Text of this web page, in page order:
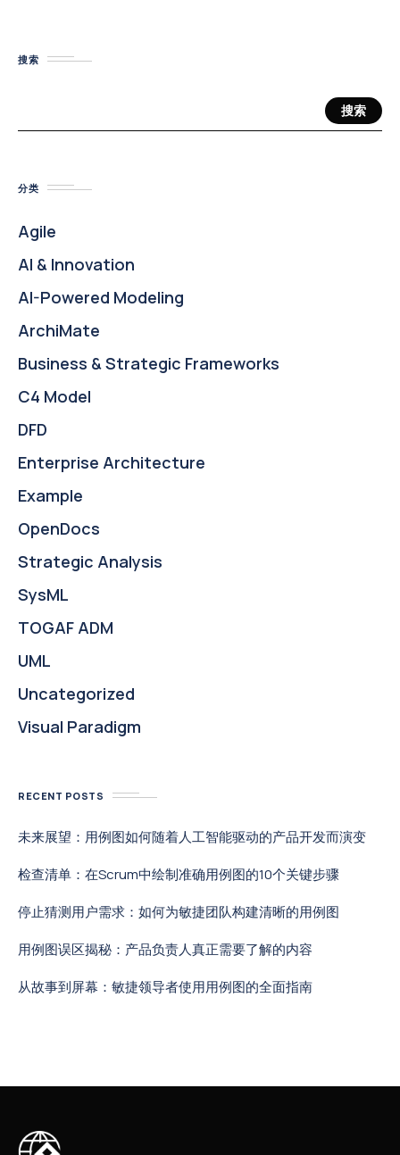
搜索
搜索
分类
Agile
AI & Innovation
AI-Powered Modeling
ArchiMate
Business & Strategic Frameworks
C4 Model
DFD
Enterprise Architecture
Example
OpenDocs
Strategic Analysis
SysML
TOGAF ADM
UML
Uncategorized
Visual Paradigm
RECENT POSTS
未来展望：用例图如何随着人工智能驱动的产品开发而演变
检查清单：在Scrum中绘制准确用例图的10个关键步骤
停止猜测用户需求：如何为敏捷团队构建清晰的用例图
用例图误区揭秘：产品负责人真正需要了解的内容
从故事到屏幕：敏捷领导者使用用例图的全面指南